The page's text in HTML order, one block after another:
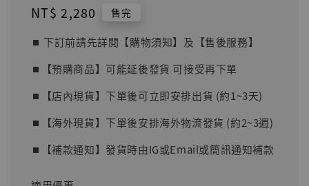
Regular
NT$ 2,280 售完
⏹︎ 下訂前請先詳閱【購物須知】及【售後服務】
⏹︎【預購商品】可能延後發貨 可接受再下單
⏹︎【店內現貨】下單後可立即安排出貨 (約1~3天)
⏹︎【海外現貨】下單後安排海外物流發貨 (約2~3週)
⏹︎【補款通知】發貨時由IG或Email或簡訊通知補款